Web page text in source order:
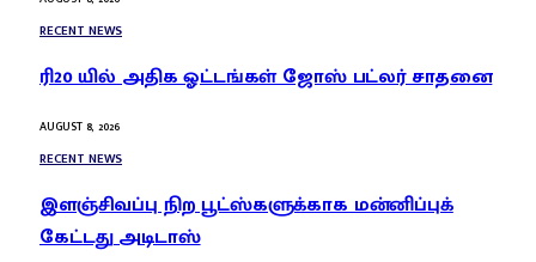
RECENT NEWS
ரி20 யில் அதிக ஓட்டங்கள் ஜோஸ் பட்லர் சாதனை
AUGUST 8, 2026
RECENT NEWS
இளஞ்சிவப்பு நிற பூட்ஸ்களுக்காக மன்னிப்புக்
கேட்டது அடிடாஸ்